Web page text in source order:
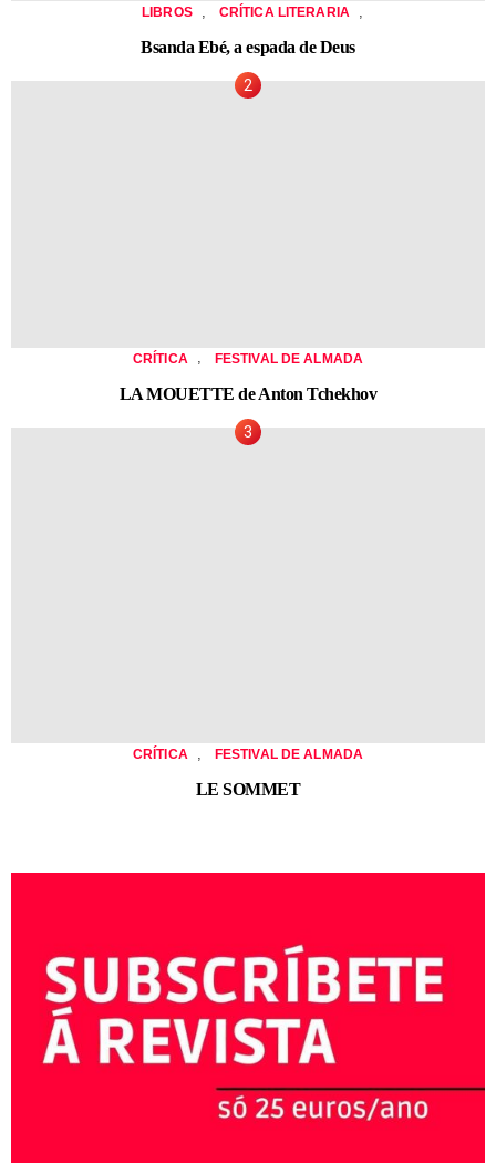
LIBROS CRÍTICA LITERARIA
Bsanda Ebé, a espada de Deus
CRÍTICA , FESTIVAL DE ALMADA
LA MOUETTE de Anton Tchekhov
CRÍTICA FESTIVAL DE ALMADA
LE SOMMET